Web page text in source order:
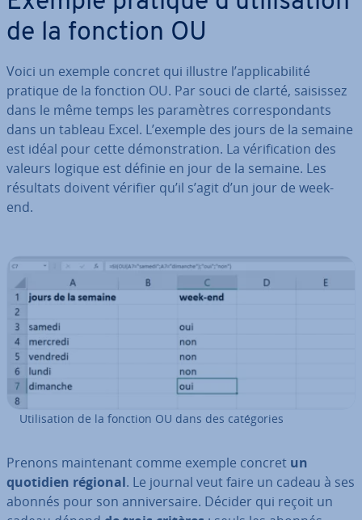
de la fonction OU
Voici un exemple concret qui illustre l’ap­pli­ca­bi­lité
pratique de la fonction OU. Par souci de clarté, saisissez
dans le même temps les pa­ra­mètres cor­res­pon­dants
dans un tableau Excel. L’exemple des jours de la semaine
est idéal pour cette dé­mons­tra­tion. La vé­ri­fi­ca­tion des
valeurs logique est définie en jour de la semaine. Les
résultats doivent vérifier qu’il s’agit d’un jour de week-
end.
Uti­li­sa­tion de la fonction OU dans des ca­té­go­ries
Prenons main­te­nant comme exemple concret un
quotidien régional. Le journal veut faire un cadeau à ses
abonnés pour son an­ni­ver­saire. Décider qui reçoit un